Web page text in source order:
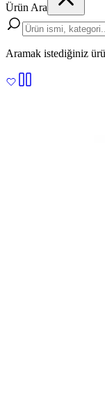
Ürün Ara
Aramak istediğiniz